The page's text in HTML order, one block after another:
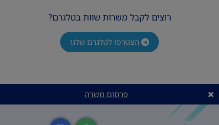
רוצים לקבל משרות שוות בטלגרם?
הצטרפו לטלגרם שלנו
פרסום משרה